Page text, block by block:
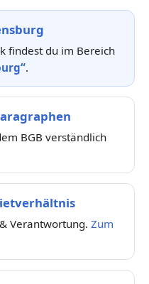
findest du im Bereich
.
BGB verständlich
Verantwortung. Zum